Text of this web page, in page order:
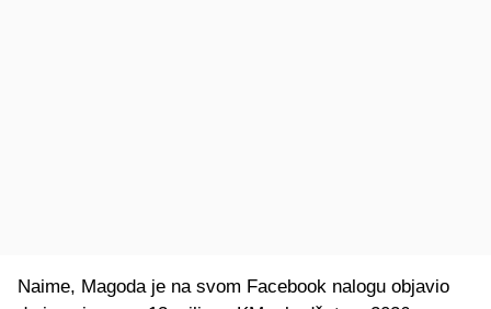
Naime, Magoda je na svom Facebook nalogu objavio